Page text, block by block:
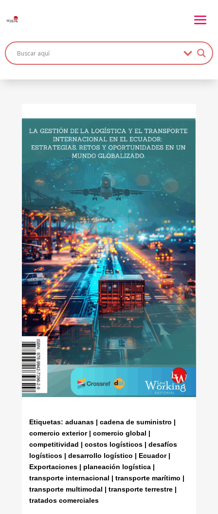
Etiquetas: aduanas | cadena de suministro |
comercio exterior | comercio global |
competitividad | costos logísticos | desafíos
logísticos | desarrollo logístico | Ecuador |
Exportaciones | planeación logística |
transporte internacional | transporte marítimo |
transporte multimodal | transporte terrestre |
tratados comerciales